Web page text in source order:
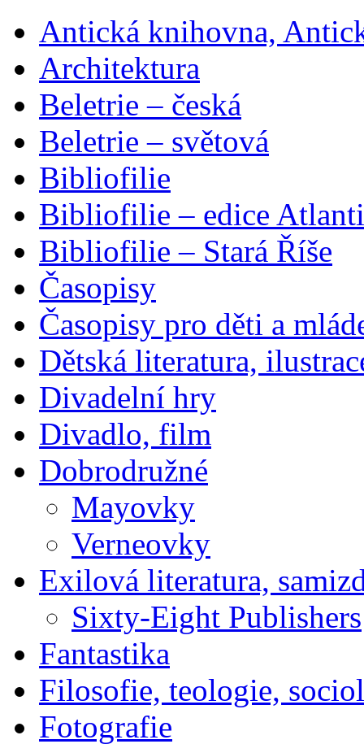
Antická knihovna,
Architektura
Beletrie – česká
Beletrie – světová
Bibliofilie
Bibliofilie – edice
Bibliofilie – Stará Říše
Časopisy
Časopisy pro děti a
Dětská literatura,
Divadelní hry
Divadlo, film
Dobrodružné
Mayovky
Verneovky
Exilová literatura,
Sixty-Eight Publishers
Fantastika
Filosofie, teologie,
Fotografie